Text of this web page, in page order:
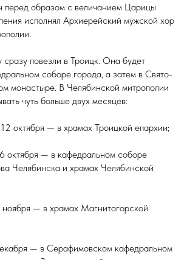
перед образом с величанием Царицы
исполнял Архиерейский мужской хор
сразу повезли в Троицк. Она будет
соборе города, а затем в Свято-
монастыре. В Челябинской митрополии
чуть больше двух месяцев:
октября — в храмах Троицкой епархии;
октября — в кафедральном соборе
Челябинска и храмах Челябинской
— в храмах Магнитогорской
— в Серафимовском кафедральном